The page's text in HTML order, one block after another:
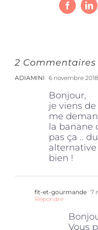
Facebook
2 Commentaires
ADIAMINI 6 novembre
Bonjour,
je viens
me
la banane
pas ça ..
bien !
fit-et-gourmande 7
Répondre
Vous